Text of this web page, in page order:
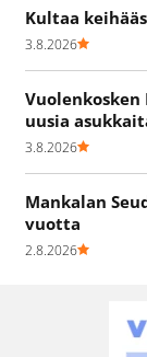
Kultaa
3.8.2026
uusia
3.8.2026
Mankalan
vuotta
2.8.2026